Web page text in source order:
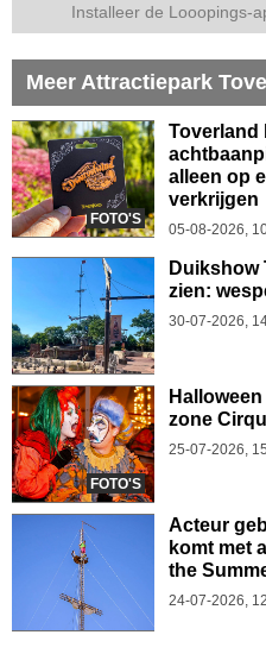
Installeer de Looopings-
Meer Attractiepark
FOTO'S
Toverland
alleen op
verkrijgen
05-08-2026,
Duikshow
zien:
30-07-2026,
FOTO'S
zone
25-07-2026,
Acteur
komt met
the
24-07-2026,